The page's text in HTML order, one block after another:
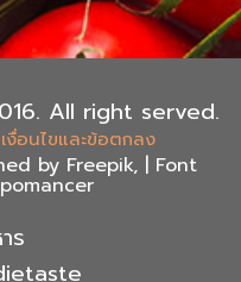
All right served.
เงื่อนไขและข้อตกลง
by Freepik, | Font
ร